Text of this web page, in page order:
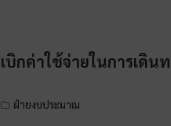
บิกค่าใช้จ่ายในการเดิ
ฝ่ายงบประมาณ